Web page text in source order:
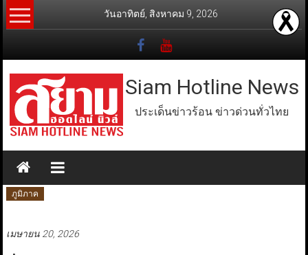
Skip
to
วันอาทิตย์, สิงหาคม 9, 2026
Siam Hotline News
ประเด็นข่าวร้อน ข่าวด่วนทั่วไทย
ภูมิภาค
เมษายน 20, 2026